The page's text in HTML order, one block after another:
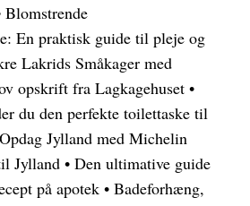
Blomstrende
En praktisk guide til pleje og
Lakrids Småkager med
opskrift fra Lagkagehuset •
du den perfekte toilettaske til
Opdag Jylland med Michelin
Jylland • Den ultimative guide
på apotek • Badeforhæng,